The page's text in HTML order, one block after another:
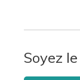
Soyez